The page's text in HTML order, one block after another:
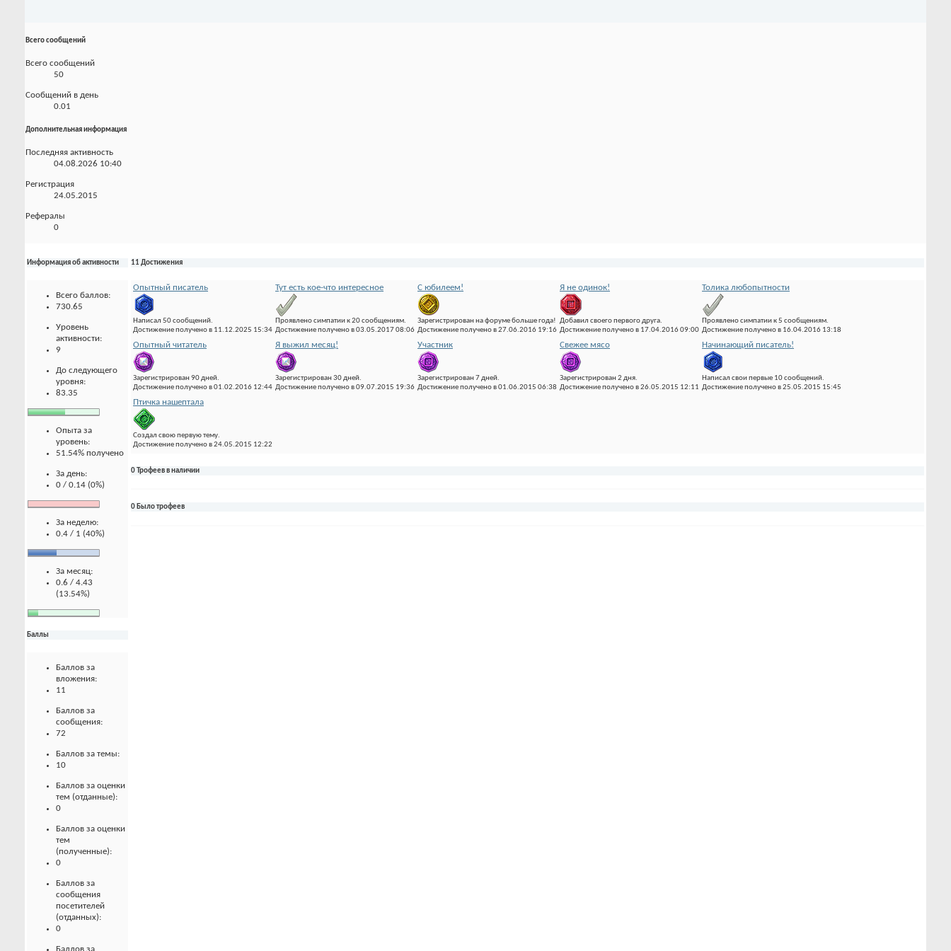
Всего сообщений
Всего сообщений
50
Сообщений в день
0.01
Дополнительная информация
Последняя активность
04.08.2026 10:40
Регистрация
24.05.2015
Рефералы
0
Информация об активности
Всего баллов:
730.65
Уровень
активности:
9
До следующего
уровня:
83.35
Опыта за
уровень:
51.54% получено
За день:
0 / 0.14 (0%)
За неделю:
0.4 / 1 (40%)
За месяц:
0.6 / 4.43
(13.54%)
Баллы
Баллов за
вложения:
11
Баллов за
сообщения:
72
Баллов за темы:
10
Баллов за оценки
тем (отданные):
0
Баллов за оценки
тем
(полученные):
0
Баллов за
сообщения
посетителей
(отданных):
0
11 Достижения
Опытный писатель
Написал 50 сообщений.
Достижение получено в 11.12.2025 15:34
Тут есть кое-что интересное
Проявлено симпатии к 20 сообщениям.
Достижение получено в 03.05.2017 08:06
С юбилеем!
Зарегистрирован на форуме больше года!
Достижение получено в 27.06.2016 19:16
Я не одинок!
Добавил своего первого друга.
Достижение получено в 17.04.2016 09:00
Толика любопытности
Проявлено симпатии к 5 сообщениям.
Достижение получено в 16.04.2016 13:18
Опытный читатель
Зарегистрирован 90 дней.
Достижение получено в 01.02.2016 12:44
Я выжил месяц!
Зарегистрирован 30 дней.
Достижение получено в 09.07.2015 19:36
Участник
Зарегистрирован 7 дней.
Достижение получено в 01.06.2015 06:38
Свежее мясо
Зарегистрирован 2 дня.
Достижение получено в 26.05.2015 12:11
Начинающий писатель!
Написал свои первые 10 сообщений.
Достижение получено в 25.05.2015 15:45
Птичка нашептала
Создал свою первую тему.
Достижение получено в 24.05.2015 12:22
0 Трофеев в наличии
0 Было трофеев